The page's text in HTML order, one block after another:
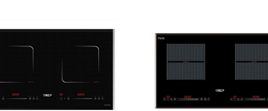
sai hỏng do lỗi sản xuất